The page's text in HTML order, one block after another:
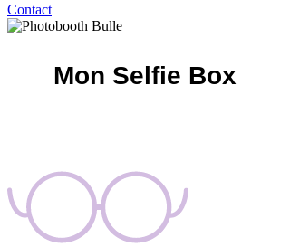
Contact
Mon Selfie Box